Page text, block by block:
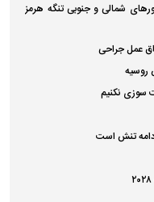
شمالی و جنوبی تنگه هرمز
روسیه
سوزی نکنیم
تنش است